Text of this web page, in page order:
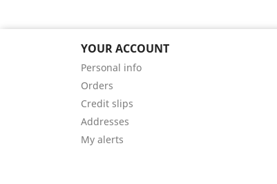
YOUR ACCOUNT
Personal info
Orders
Credit slips
Addresses
My alerts